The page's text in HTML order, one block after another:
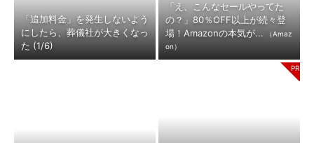
「追加料金」を発生しないよう
にしたら、葬儀社が大きくなっ
た (1/6)
「え、こんなセールやってた
の？」80％OFF以上が続々登
場！Amazonの本気が...
（Amaz
on）